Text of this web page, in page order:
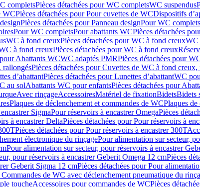
completsPièces détachées pour WC completsWC suspendus
WCPièces détachées pour Pour cuvettes de WCDispositifs
Pièces détachées pour Panneau designPour WC complets
Pour WC completsPour abattants WCPièces détachées
WC à fond creuxPièces détachées pour WC à fond creuxWC
à fond creuxPièces détachées pour WC à fond creux
Abattants WCWC adaptés PMRPièces détachées pour
rallongésPièces détachées pour Cuvettes de WC à fond creux,
d’abattantPièces détachées pour Lunettes d’abattantWC
au solAbattants WC pour enfantsPièces détachées pour
Avec rinçageAccessoiresMatériel de fixationBidetsBidets
Plaques de déclenchement et commandes de WCPlaques de
SigmaPour réservoirs à encastrer OmegaPièces
à encastrer DeltaPièces détachées pour Pour réservoirs à
Pièces détachées pour Pour réservoirs à encastrer 300T
électronique du rinçagePour alimentation sur secteur,
Pour alimentation sur secteur, pour réservoirs à encastrer
pour réservoirs à encastrer Geberit Omega 12 cmPièces
Geberit Sigma 12 cmPièces détachées pour Pour
Commandes de WC avec déclenchement pneumatique du
toucheAccessoires pour commandes de WCPièces